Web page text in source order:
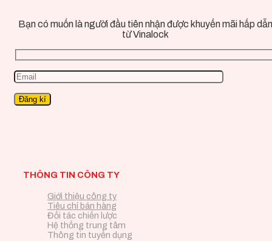
Bạn có muốn là người đầu tiên nhận được khuyến mãi hấp dẫn
từ Vinalock
THÔNG TIN CÔNG TY
Giới thiệu công ty
Tiêu chí bán hàng
Đối tác chiến lược
Hệ thống trung tâm
Thông tin tuyển dụng